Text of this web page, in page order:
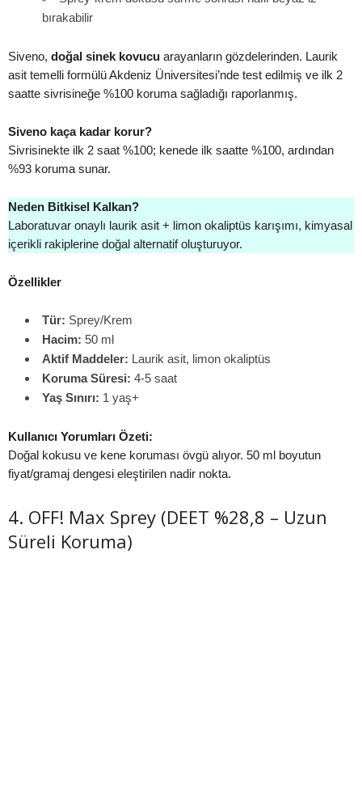
bırakabilir
Siveno, doğal sinek kovucu arayanların gözdelerinden. Laurik
asit temelli formülü Akdeniz Üniversitesi’nde test edilmiş ve ilk 2
saatte sivrisineğe %100 koruma sağladığı raporlanmış.
Siveno kaça kadar korur?
Sivrisinekte ilk 2 saat %100; kenede ilk saatte %100, ardından
%93 koruma sunar.
Neden Bitkisel Kalkan?
Laboratuvar onaylı laurik asit + limon okaliptüs karışımı, kimyasal
içerikli rakiplerine doğal alternatif oluşturuyor.
Özellikler
Tür: Sprey/Krem
Hacim: 50 ml
Aktif Maddeler: Laurik asit, limon okaliptüs
Koruma Süresi: 4-5 saat
Yaş Sınırı: 1 yaş+
Kullanıcı Yorumları Özeti:
Doğal kokusu ve kene koruması övgü alıyor. 50 ml boyutun
fiyat/gramaj dengesi eleştirilen nadir nokta.
4. OFF! Max Sprey (DEET %28,8 – Uzun
Süreli Koruma)